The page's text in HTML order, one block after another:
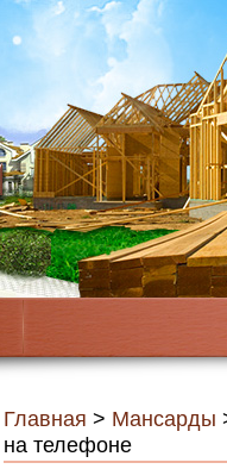
Главная > Мансарды
на телефоне